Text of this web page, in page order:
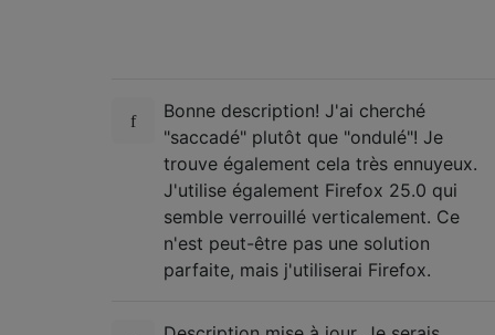
Bonne description! J'ai cherché
"saccadé" plutôt que "ondulé"! Je
trouve également cela très ennuyeux.
J'utilise également Firefox 25.0 qui
semble verrouillé verticalement. Ce
n'est peut-être pas une solution
parfaite, mais j'utiliserai Firefox.